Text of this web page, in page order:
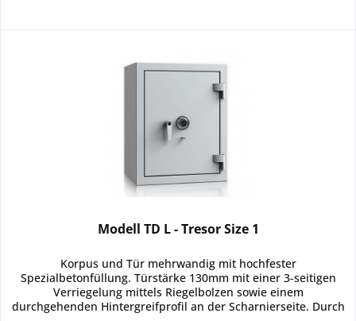
Modell TD L - Tresor Size 1
Korpus und Tür mehrwandig mit hochfester
Spezialbetonfüllung. Türstärke 130mm mit einer 3-seitigen
Verriegelung mittels Riegelbolzen sowie einem
durchgehenden Hintergreifprofil an der Scharnierseite. Durch